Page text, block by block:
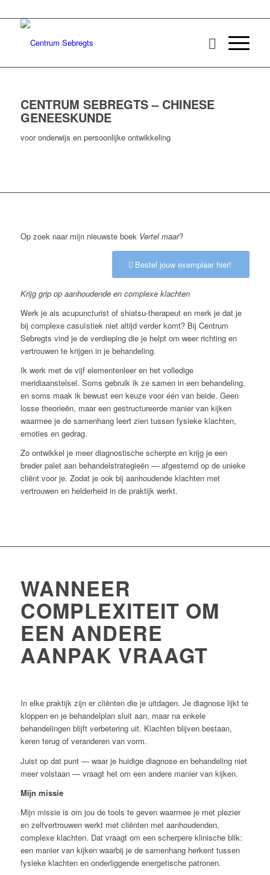
CENTRUM SEBREGTS – CHINESE
GENEESKUNDE
voor onderwijs en persoonlijke ontwikkeling
Op zoek naar mijn nieuwste boek Vertel maar?
Bestel jouw exemplaar hier!
Krijg grip op aanhoudende en complexe klachten
Werk je als acupuncturist of shiatsu-therapeut en merk je dat je
bij complexe casuïstiek niet altijd verder komt? Bij Centrum
Sebregts vind je de verdieping die je helpt om weer richting en
vertrouwen te krijgen in je behandeling.
Ik werk met de vijf elementenleer en het volledige
meridiaanstelsel. Soms gebruik ik ze samen in een behandeling,
en soms maak ik bewust een keuze voor één van beide. Geen
losse theorieën, maar een gestructureerde manier van kijken
waarmee je de samenhang leert zien tussen fysieke klachten,
emoties en gedrag.
Zo ontwikkel je meer diagnostische scherpte en krijg je een
breder palet aan behandelstrategieën — afgestemd op de unieke
cliënt voor je. Zodat je ook bij aanhoudende klachten met
vertrouwen en helderheid in de praktijk werkt.
WANNEER
COMPLEXITEIT OM
EEN ANDERE
AANPAK VRAAGT
In elke praktijk zijn er cliënten die je uitdagen. Je diagnose lijkt te
kloppen en je behandelplan sluit aan, maar na enkele
behandelingen blijft verbetering uit. Klachten blijven bestaan,
keren terug of veranderen van vorm.
Juist op dat punt — waar je huidige diagnose en behandeling niet
meer volstaan — vraagt het om een andere manier van kijken.
Mijn missie
Mijn missie is om jou de tools te geven waarmee je met plezier
en zelfvertrouwen werkt met cliënten met aanhoudenden,
complexe klachten. Dat vraagt om een scherpere klinische blik:
een manier van kijken waarbij je de samenhang herkent tussen
fysieke klachten en onderliggende energetische patronen.